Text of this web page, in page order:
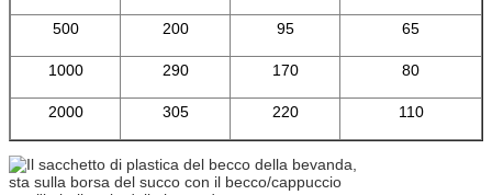
500 200 95 65
1000 290 170 80
2000 305 220 110